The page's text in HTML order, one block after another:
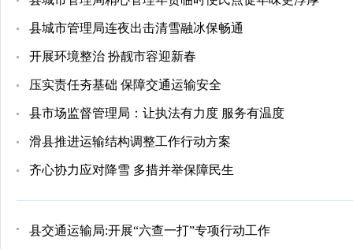
县城市管理局连夜出击清雪融冰保畅通
开展环境整治 扮靓市容迎新春
压实责任夯基础 保障交通运输安全
县市场监督管理局：让执法有力度 服务有温度
滑县推进运输结构调整工作行动方案
齐心协力应对降雪 多措并举保障民生
县交通运输局:开展“六查一打”专项行动工作